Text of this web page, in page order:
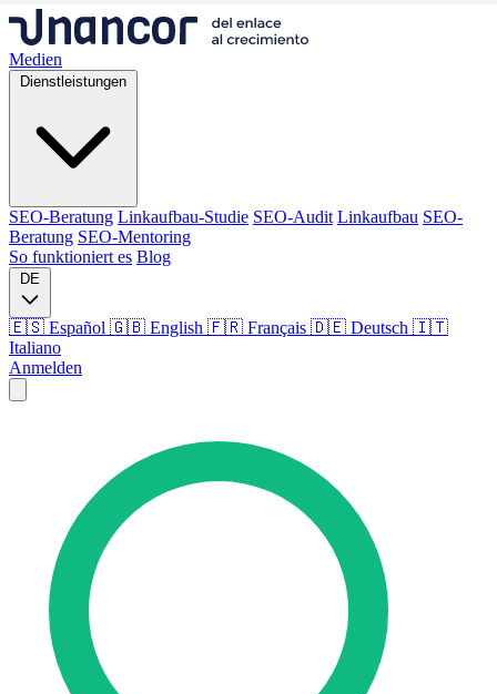
Medien
Dienstleistungen
SEO-Beratung Linkaufbau-Studie SEO-Audit Linkaufbau SEO-
Beratung SEO-Mentoring
So funktioniert es Blog
DE
🇪🇸 Español 🇬🇧 English 🇫🇷 Français 🇩🇪 Deutsch 🇮🇹
Italiano
Anmelden
SEO-Beratung Linkaufbau
Beratung
SEO-Mentoring
So funktioniert es
Sprache
🇪🇸 ES
🇬🇧 EN 🇮🇹 IT